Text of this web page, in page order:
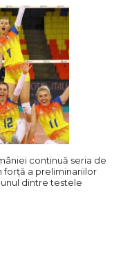
continuă seria de
forță a preliminariilor
dintre testele